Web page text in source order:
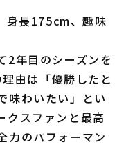
質問
イト募集（別ウィンドウで開く
身長175cm、趣味
2年目のシーズンを
由は「優勝したと
味わいたい」とい
クスファンと最高
力のパフォーマン